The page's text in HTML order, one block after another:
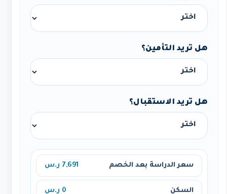
هل تريد التأمين؟
هل تريد الاستقبال؟
سعر الدراسة بعد الخصم 7,691 ر.س
السكن 0 ر.س